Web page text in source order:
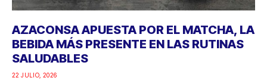
AZACONSA APUESTA POR EL MATCHA, LA
BEBIDA MÁS PRESENTE EN LAS RUTINAS
SALUDABLES
22 JULIO, 2026